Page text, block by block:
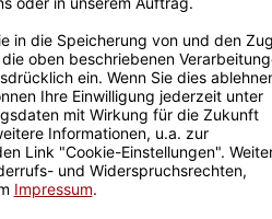
Grußkarten zum Verschenken